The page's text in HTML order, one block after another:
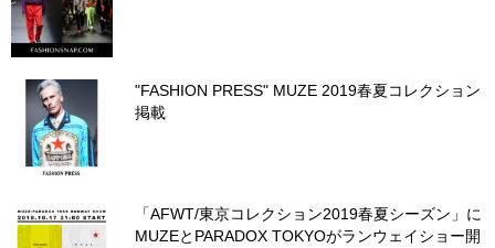
"FASHION PRESS" MUZE 2019春夏コレクション
掲載
「AFWT/東京コレクション2019春夏シーズン」に
MUZEとPARADOX TOKYOがランウェイショー開